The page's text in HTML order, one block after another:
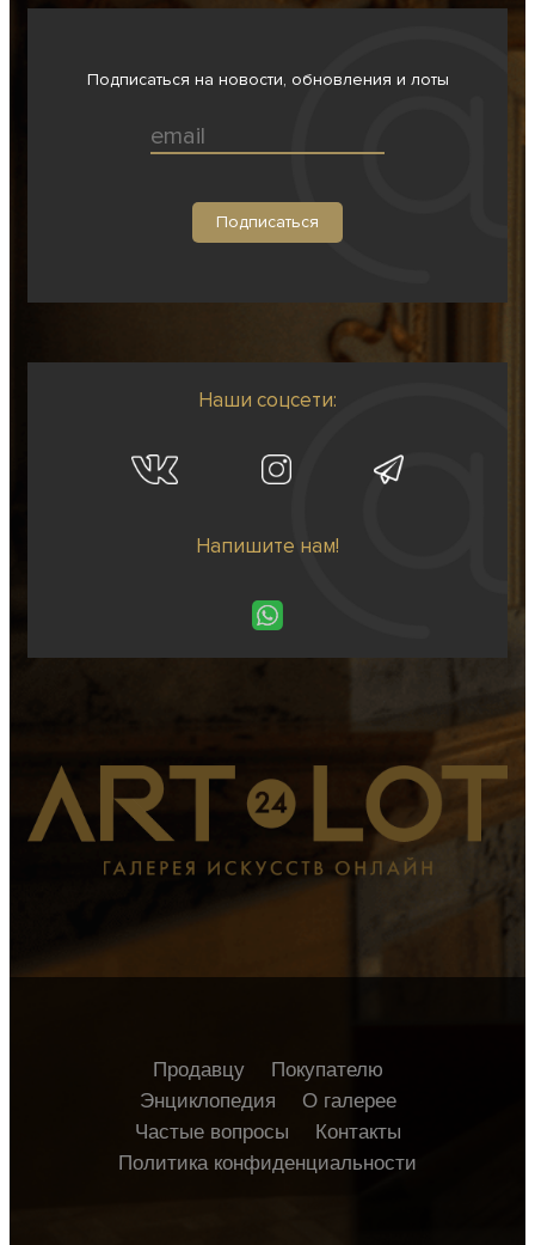
Подписаться на новости, обновления и лоты
Наши соцсети:
Напишите нам!
Продавцу
Покупателю
Энциклопедия
О галерее
Частые вопросы
Контакты
Политика конфиденциальности